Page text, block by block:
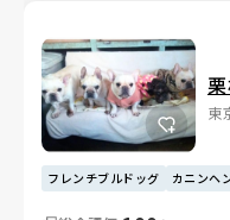
東
フレンチブルドッグ カニンヘ